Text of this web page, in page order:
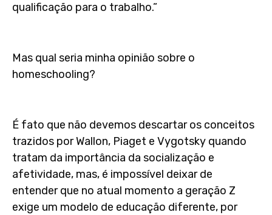
qualificação para o trabalho.”
Mas qual seria minha opinião sobre o
homeschooling?
É fato que não devemos descartar os conceitos
trazidos por Wallon, Piaget e Vygotsky quando
tratam da importância da socialização e
afetividade, mas, é impossível deixar de
entender que no atual momento a geração Z
exige um modelo de educação diferente, por